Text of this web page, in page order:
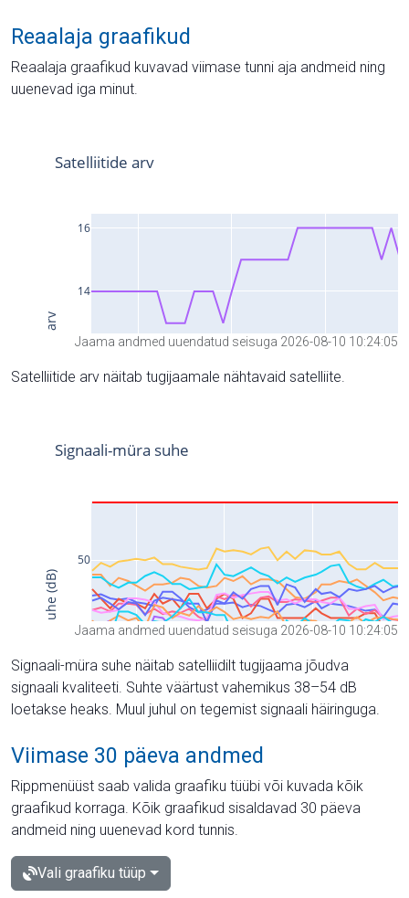
Reaalaja graafikud
Reaalaja graafikud kuvavad viimase tunni aja andmeid ning
uuenevad iga minut.
Jaama andmed uuendatud seisuga 2026-08-10 10:24:05
Satelliitide arv näitab tugijaamale nähtavaid satelliite.
Jaama andmed uuendatud seisuga 2026-08-10 10:24:05
Signaali-müra suhe näitab satelliidilt tugijaama jõudva
signaali kvaliteeti. Suhte väärtust vahemikus 38–54 dB
loetakse heaks. Muul juhul on tegemist signaali häiringuga.
Viimase 30 päeva andmed
Rippmenüüst saab valida graafiku tüübi või kuvada kõik
graafikud korraga. Kõik graafikud sisaldavad 30 päeva
andmeid ning uuenevad kord tunnis.
Vali graafiku tüüp